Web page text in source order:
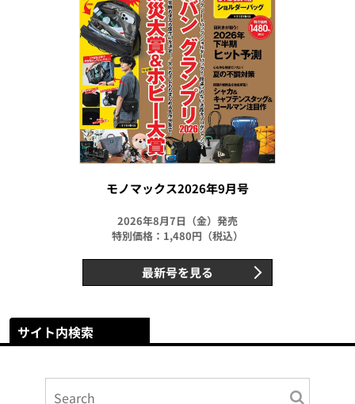
モノマックス2026年9月号
2026年8月7日（金）発売
特別価格：1,480円（税込）
最新号を見る
サイト内検索